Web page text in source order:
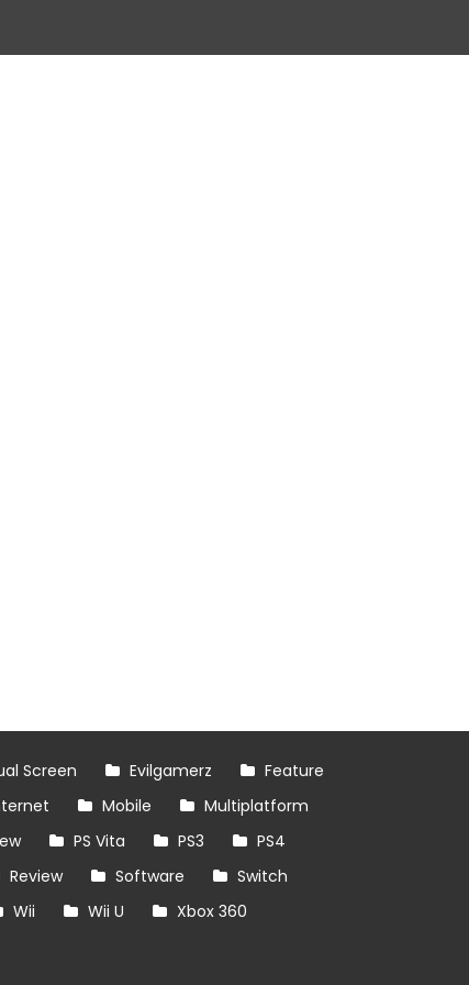
Screen Evilgamerz
Feature
Mobile
Multiplatform
PS Vita PS3
PS4
Review Software
Switch
Wii Wii U
Xbox 360